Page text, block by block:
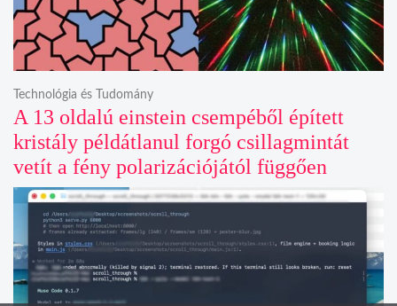
A 13 oldalú einstein csempéből épített
kristály példátlanul forgó csillagmintát
vetít a fény polarizációjától függően
Technológia és Tudomány